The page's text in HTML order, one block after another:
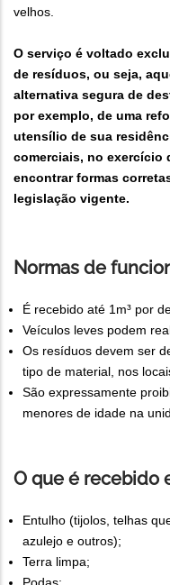
velhos.
O serviço é voltado
de resíduos, ou seja,
alternativa segura de
por exemplo, de uma
utensílio de sua
comerciais, no exercício
encontrar formas
legislação vigente.
Normas de
É recebido até 1m³ por
Veículos leves podem
Os resíduos devem ser
tipo de material, nos
São expressamente
menores de idade na
O que é recebido
Entulho (tijolos, telhas
azulejo e outros);
Terra limpa;